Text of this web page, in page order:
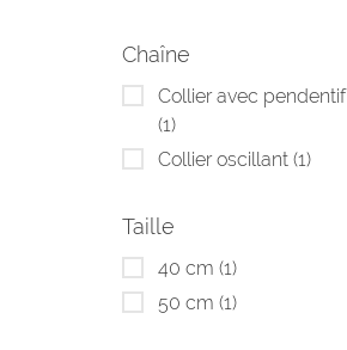
Chaîne
Collier avec pendentif
(1)
Collier oscillant (1)
Taille
40 cm (1)
50 cm (1)